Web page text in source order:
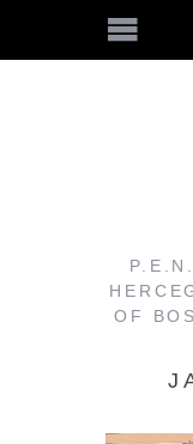
OF